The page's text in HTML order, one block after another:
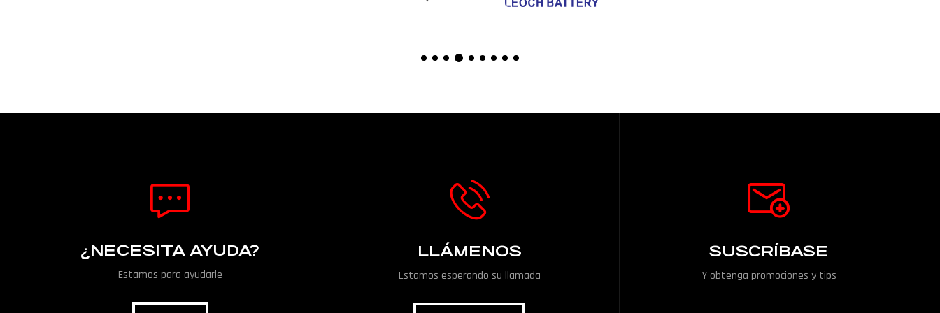
¿NECESITA AYUDA?
Estamos para ayudarle
LLÁMENOS
Estamos esperando su llamada
SUSCRÍBASE
Y obtenga promociones y tips